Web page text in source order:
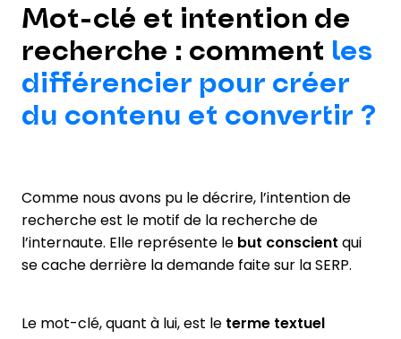
Mot-clé et intention de
recherche : comment les
différencier pour créer
du contenu et convertir ?
Comme nous avons pu le décrire, l’intention de
recherche est le motif de la recherche de
l’internaute. Elle représente le but conscient qui
se cache derrière la demande faite sur la SERP.
Le mot-clé, quant à lui, est le terme textuel